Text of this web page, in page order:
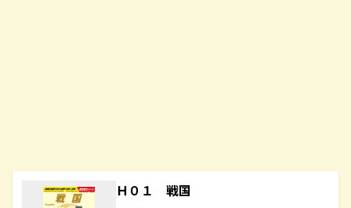
Ｈ０１ 戦国